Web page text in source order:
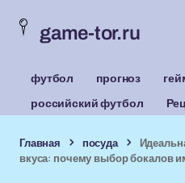
game-tor.ru
футбол прогноз
российский футбол
Главная посуда
вкуса: почему выбор бокалов